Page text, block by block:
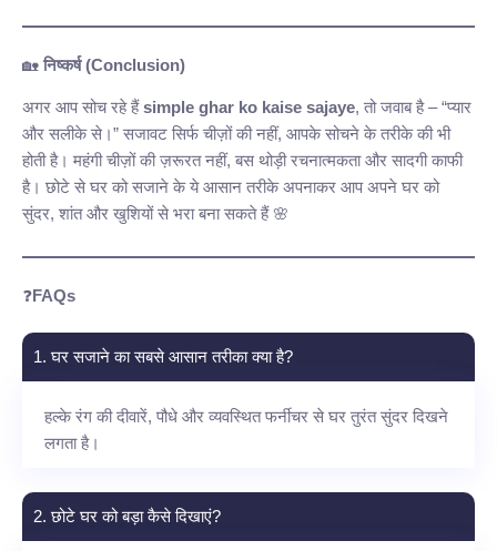
🏡 निष्कर्ष (Conclusion)
अगर आप सोच रहे हैंsimple ghar ko kaise sajaye, तो जवाब है – “प्यार
और सलीके से।” सजावट सिर्फ चीज़ों की नहीं, आपके सोचने के तरीके की भी
होती है। महंगी चीज़ों की ज़रूरत नहीं, बस थोड़ी रचनात्मकता और सादगी काफी
है। छोटे से घर को सजाने के ये आसान तरीके अपनाकर आप अपने घर को
सुंदर, शांत और खुशियों से भरा बना सकते हैं 🌸
❓FAQs
1. घर सजाने का सबसे आसान तरीका क्या है?
हल्के रंग की दीवारें, पौधे और व्यवस्थित फर्नीचर से घर तुरंत सुंदर दिखने
लगता है।
2. छोटे घर को बड़ा कैसे दिखाएं?